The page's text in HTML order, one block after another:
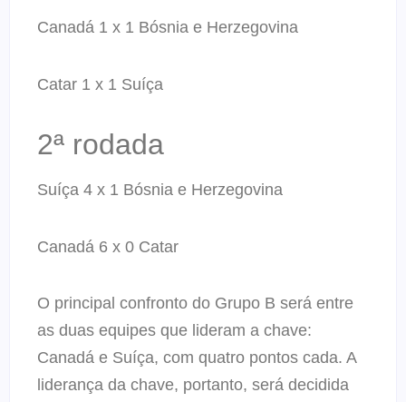
Canadá 1 x 1 Bósnia e Herzegovina
Catar 1 x 1 Suíça
2ª rodada
Suíça 4 x 1 Bósnia e Herzegovina
Canadá 6 x 0 Catar
O principal confronto do Grupo B será entre
as duas equipes que lideram a chave:
Canadá e Suíça, com quatro pontos cada. A
liderança da chave, portanto, será decidida